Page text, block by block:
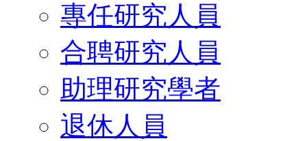
專任研究人員
合聘研究人員
助理研究學者
退休人員